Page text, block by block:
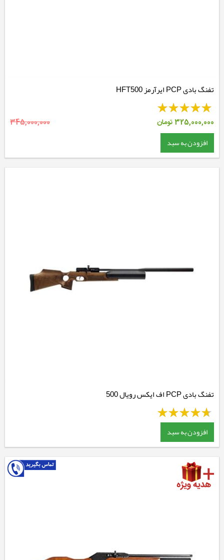
تفنگ بادی PCP ایرآرمز HFT500
325,000,000تومان 345,000,000
افزودن به سبد
تفنگ بادی PCP اف ایکس رویال 500
افزودن به سبد